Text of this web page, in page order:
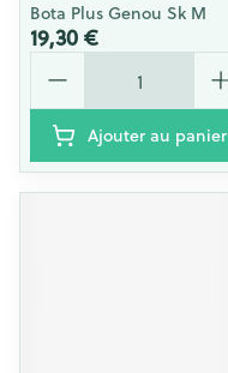
Bota Plus Genou Sk M
19,30 €
Quantité
Ajouter au panier